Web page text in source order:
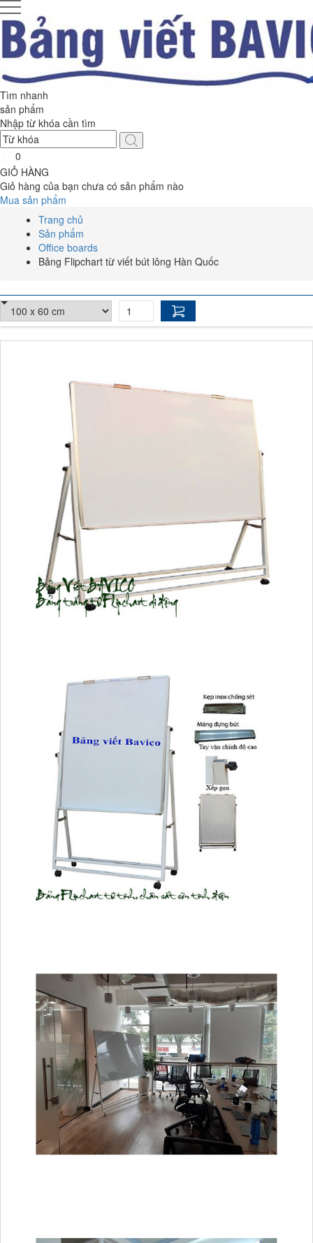
Tìm nhanh
sản phẩm
Nhập từ khóa cần tìm
0
GIỎ HÀNG
Giỏ hàng của bạn chưa có sản phẩm nào
Mua sản phẩm
Trang chủ
Sản phẩm
Office boards
Bảng Flipchart từ viết bút lông Hàn Quốc